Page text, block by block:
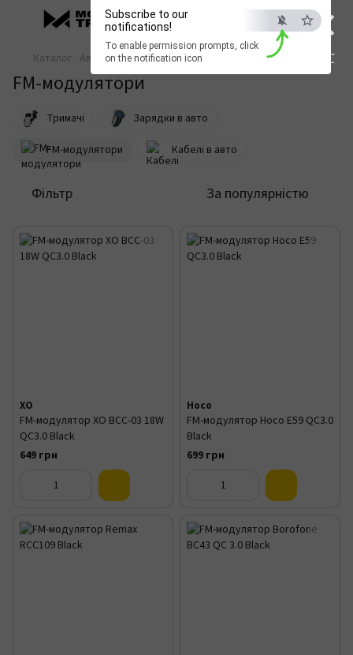
×
ESC
Subscribe to our
notifications!
To enable permission prompts, click
on the notification icon
Каталог Автотовари FM-модулятори
FM-модулятори
Тримачі
Зарядки в авто
FM-модулятори
Кабелі в авто
Фільтр За популярністю
XO
FM-модулятор XO BCC-03 18W
QC3.0 Black
649 грн
Hoco
FM-модулятор Hoco E59 QC3.0
Black
699 грн